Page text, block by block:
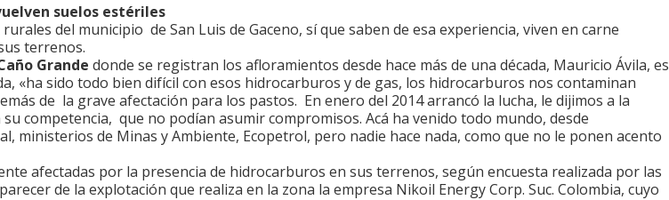
suelos estériles
del municipio de San Luis de Gaceno, sí que saben de esa experiencia, viven en carne
terrenos.
Grande donde se registran los afloramientos desde hace más de una década, Mauricio Ávila, es
«ha sido todo bien difícil con esos hidrocarburos y de gas, los hidrocarburos nos contaminan
de la grave afectación para los pastos. En enero del 2014 arrancó la lucha, le dijimos a la
competencia, que no podían asumir compromisos. Acá ha venido todo mundo, desde
de Minas y Ambiente, Ecopetrol, pero nadie hace nada, como que no le ponen acento
afectadas por la presencia de hidrocarburos en sus terrenos, según encuesta realizada por las
de la explotación que realiza en la zona la empresa Nikoil Energy Corp. Suc. Colombia, cuyo